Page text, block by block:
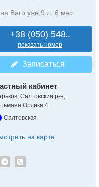
на Barb уже 9 л. 6 мес.
+38 (050) 548..
показать номер
Записаться
кабинет
Салтовский р-н,
Орлика 4
Салтовская
на карте